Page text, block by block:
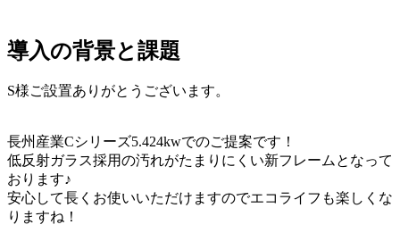
導入の背景と課題
S様ご設置ありがとうございます。
長州産業Cシリーズ5.424kwでのご提案です！
低反射ガラス採用の汚れがたまりにくい新フレームとなって
おります♪
安心して長くお使いいただけますのでエコライフも楽しくな
りますね！